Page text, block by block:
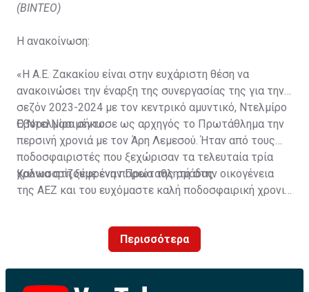
(ΒΙΝΤΕΟ)
Η ανακοίνωση:
«Η Α.Ε. Ζακακίου είναι στην ευχάριστη θέση να
ανακοινώσει την έναρξη της συνεργασίας της για την
σεζόν 2023-2024 με τον κεντρικό αμυντικό, Ντελμίρο
Έβορα Νασιμέντο.
Ο Ντελμίρο σήκωσε ως αρχηγός το Πρωτάθλημα την
περσινή χρονιά με τον Άρη Λεμεσού. Ήταν από τους
ποδοσφαιριστές που ξεχώρισαν τα τελευταία τρία
χρόνια στη ξέφρενη πορεία της ομάδας.
Καλωσορίζουμε έναν Πρωταθλητή στην οικογένεια
της ΑΕΖ και του ευχόμαστε καλή ποδοσφαιρική χρονιά
Περισσότερα